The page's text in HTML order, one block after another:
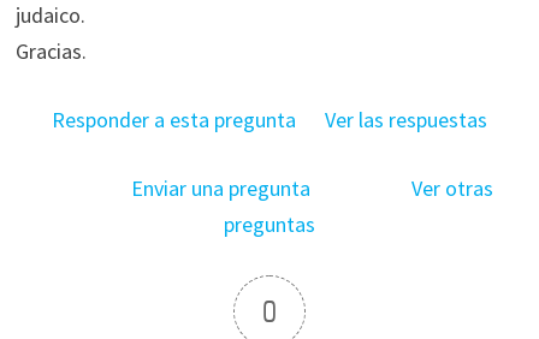
judaico.
Gracias.
Responder a esta pregunta Ver las respuestas
Enviar una pregunta
Ver otras
preguntas
0